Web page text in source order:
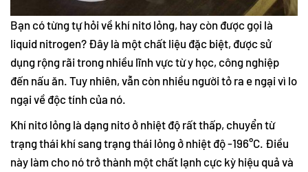
Bạn có từng tự hỏi về khí nitơ lỏng, hay còn được gọi là
liquid nitrogen? Đây là một chất liệu đặc biệt, được sử
dụng rộng rãi trong nhiều lĩnh vực từ y học, công nghiệp
đến nấu ăn. Tuy nhiên, vẫn còn nhiều người tỏ ra e ngại vì lo
ngại về độc tính của nó.
Khí nitơ lỏng là dạng nitơ ở nhiệt độ rất thấp, chuyển từ
trạng thái khí sang trạng thái lỏng ở nhiệt độ -196°C. Điều
này làm cho nó trở thành một chất lạnh cực kỳ hiệu quả và